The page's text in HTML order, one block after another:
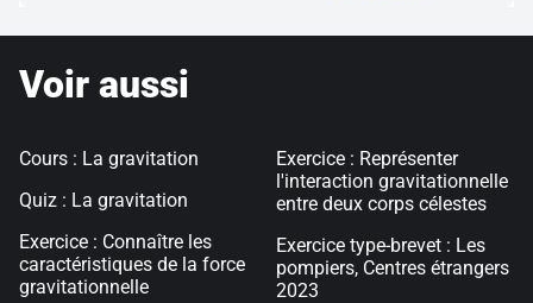
Voir aussi
Cours : La gravitation
Quiz : La gravitation
Exercice : Connaître les
caractéristiques de la force
gravitationnelle
Exercice : Représenter
l'interaction gravitationnelle
entre deux corps célestes
Exercice type-brevet : Les
pompiers, Centres étrangers
2023